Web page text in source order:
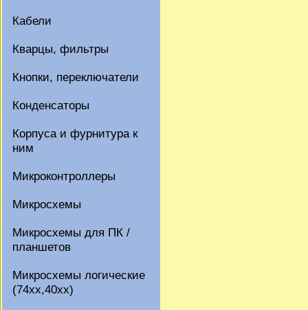
Кабели
Кварцы, фильтры
Кнопки, переключатели
Конденсаторы
Корпуса и фурнитура к
ним
Микроконтроллеры
Микросхемы
Микросхемы для ПК /
планшетов
Микросхемы логические
(74xx,40xx)